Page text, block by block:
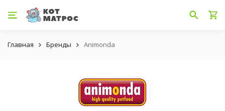
Главная Бренды Animonda